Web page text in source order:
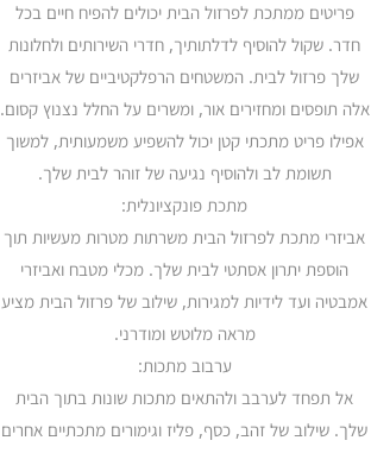
פריטים ממתכת לפרזול הבית יכולים להפיח חיים בכל
חדר. שקול להוסיף לדלתותיך, חדרי השירותים ולחלונות
שלך פרזול לבית. המשטחים הרפלקטיביים של אביזרים
אלה תופסים ומחזירים אור, ומשרים על החלל נצנוץ קסום.
אפילו פריט מתכתי קטן יכול להשפיע משמעותית, למשוך
תשומת לב ולהוסיף נגיעה של זוהר לבית שלך.
מתכת פונקציונלית:
אביזרי מתכת לפרזול הבית משרתות מטרות מעשיות תוך
הוספת יתרון אסתטי לבית שלך. מכלי מטבח ואביזרי
אמבטיה ועד לידיות למגירות, שילוב של פרזול הבית מציע
מראה מלוטש ומודרני.
ערבוב מתכות:
אל תפחד לערבב ולהתאים מתכות שונות בתוך הבית
שלך. שילוב של זהב, כסף, פליז וגימורים מתכתיים אחרים